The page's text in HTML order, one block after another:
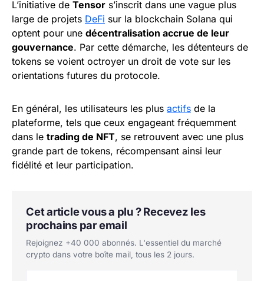
L’initiative de Tensor s’inscrit dans une vague plus
large de projets DeFi sur la blockchain Solana qui
optent pour une décentralisation accrue de leur
gouvernance. Par cette démarche, les détenteurs de
tokens se voient octroyer un droit de vote sur les
orientations futures du protocole.
En général, les utilisateurs les plus actifs de la
plateforme, tels que ceux engageant fréquemment
dans le trading de NFT, se retrouvent avec une plus
grande part de tokens, récompensant ainsi leur
fidélité et leur participation.
Cet article vous a plu ? Recevez les
prochains par email
Rejoignez +40 000 abonnés. L'essentiel du marché
crypto dans votre boîte mail, tous les 2 jours.